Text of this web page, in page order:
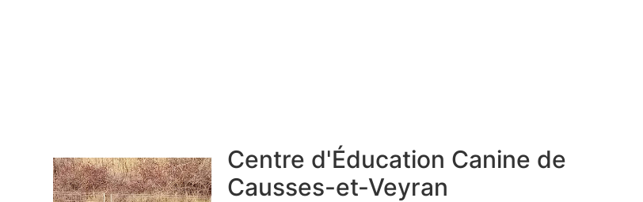
Centre d'Éducation Canine de
Causses-et-Veyran